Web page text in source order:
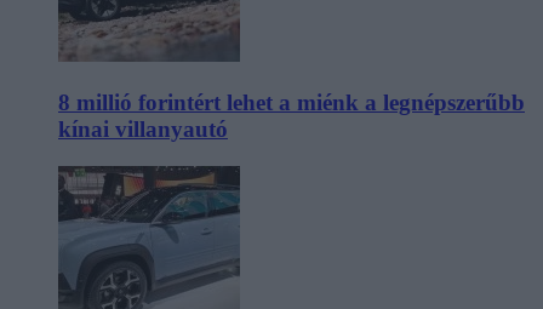
8 millió forintért lehet a miénk a legnépszerűbb
kínai villanyautó